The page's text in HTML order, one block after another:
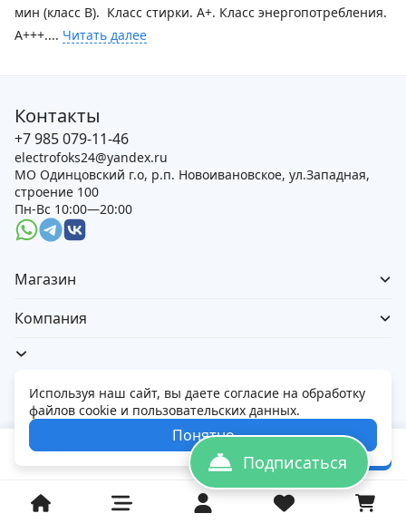
192 000₽ В корзину
мин (класс B). Класс стирки. A+. Класс энергопотребления.
A+++.... Читать далее
Контакты
+7 985 079-11-46
electrofoks24@yandex.ru
МО Одинцовский г.о, р.п. Новоивановское, ул.Западная,
строение 100
Пн-Вс 10:00—20:00
Магазин
Компания
© 2026 Электорфокс — магазин электроники
Политика обработки персональных данных
Используя наш сайт, вы даете согласие на обработку
файлов cookie и пользовательских данных.
Понятно
Подписаться